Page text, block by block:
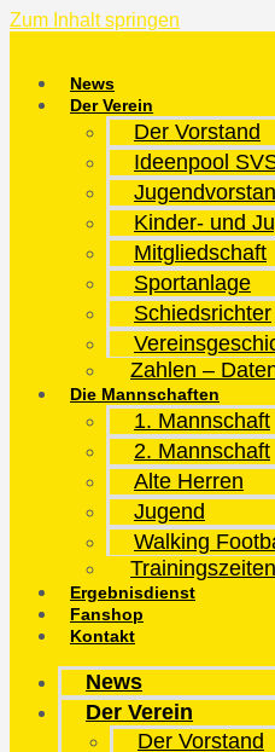
Zum Inhalt springen
News
Der Verein
Der Vorstand
Ideenpool
Kinder- und
Mitgliedschaft
Sportanlage
Schiedsrichter
Zahlen –
Die Mannschaften
1. Mannschaft
2. Mannschaft
Alte Herren
Jugend
Walking
Trainingszeiten
Ergebnisdienst
Fanshop
Kontakt
News
Der Verein
Der Vorstand